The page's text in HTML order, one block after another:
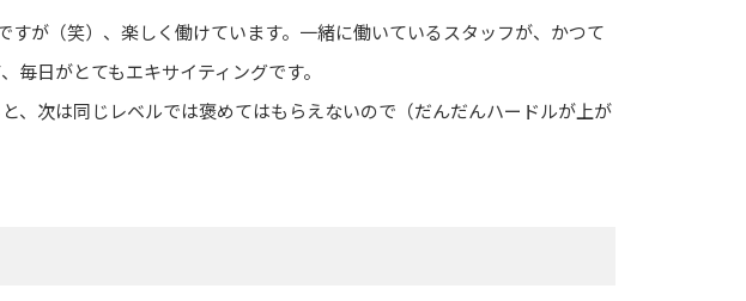
が（笑）、楽しく働けています。一緒に働いているスタッフが、かつて
日がとてもエキサイティングです。
、次は同じレベルでは褒めてはもらえないので（だんだんハードルが上が